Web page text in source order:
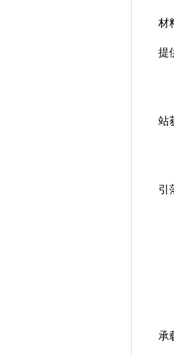
材
提
站
引
承